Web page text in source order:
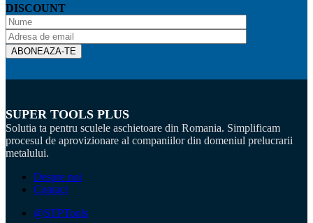
DISCOUNT
SUPER TOOLS PLUS
Solutia ta pentru sculele aschietoare din Romania. Simplificam
procesul de aprovizionare al companiilor din domeniul prelucrarii
metalului.
Despre noi
Contact
@STPTools